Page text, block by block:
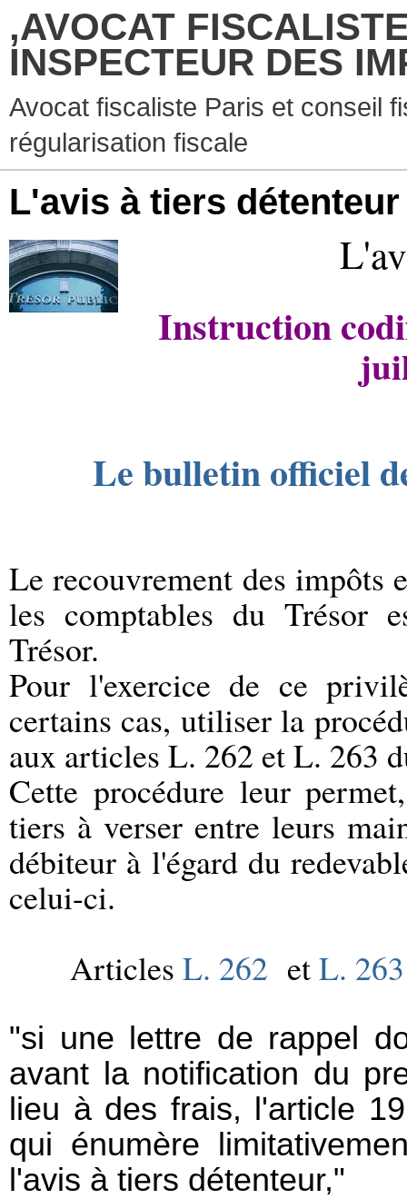
,AVOCAT
INSPECTEUR DES
Avocat fiscaliste Paris et conseil
régularisation fiscale
L'avis à tiers détenteur
Instruction
Le bulletin officiel
Le recouvrement des impôts
les comptables du Trésor
Trésor.
Pour l'exercice de ce
certains cas, utiliser la
aux articles L. 262 et L. 263
Cette procédure leur
tiers à verser entre leurs
débiteur à l'égard du
celui-ci.
Articles L. 262 etL. 263
"si une lettre de rappel
avant la notification du
lieu à des frais, l'article
qui énumère
l'avis à tiers détenteur,"